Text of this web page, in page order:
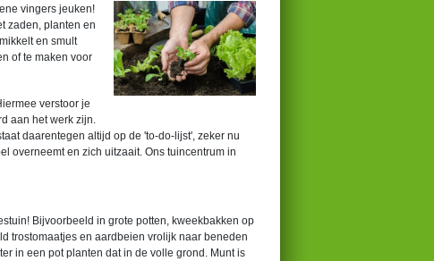
vingers jeuken!
zaden, planten en
en smult
of te maken voor
verstoor je
aan het werk zijn.
daarentegen altijd op de 'to-do-lijst', zeker nu
overneemt en zich uitzaait. Ons tuincentrum in
Bijvoorbeeld in grote potten, kweekbakken op
trostomaatjes en aardbeien vrolijk naar beneden
in een pot planten dat in de volle grond. Munt is